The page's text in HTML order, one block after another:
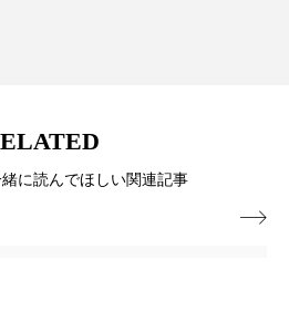
に読んでほしい関連記事
